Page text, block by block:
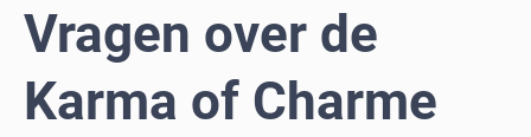
Vragen over de
Karma of Charme